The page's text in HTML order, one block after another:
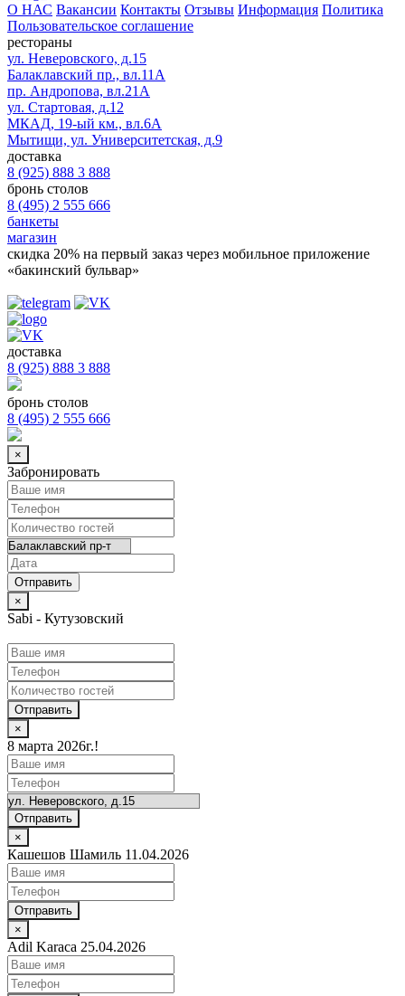
О НАС Вакансии Контакты Отзывы Информация Политика
Пользовательское соглашение
рестораны
ул. Неверовского, д.15
Балаклавский пр., вл.11А
пр. Андропова, вл.21А
ул. Стартовая, д.12
МКАД, 19-ый км., вл.6А
Мытищи, ул. Университетская, д.9
доставка
8 (925) 888 3 888
бронь столов
8 (495) 2 555 666
банкеты
магазин
скидка 20% на первый заказ через мобильное приложение
«бакинский бульвар»
доставка
8 (925) 888 3 888
бронь столов
8 (495) 2 555 666
×
Забронировать
×
Sabi - Кутузовский
Отправить
×
8 марта 2026г.!
Отправить
×
Кашешов Шамиль 11.04.2026
Отправить
×
Adil Karaca 25.04.2026